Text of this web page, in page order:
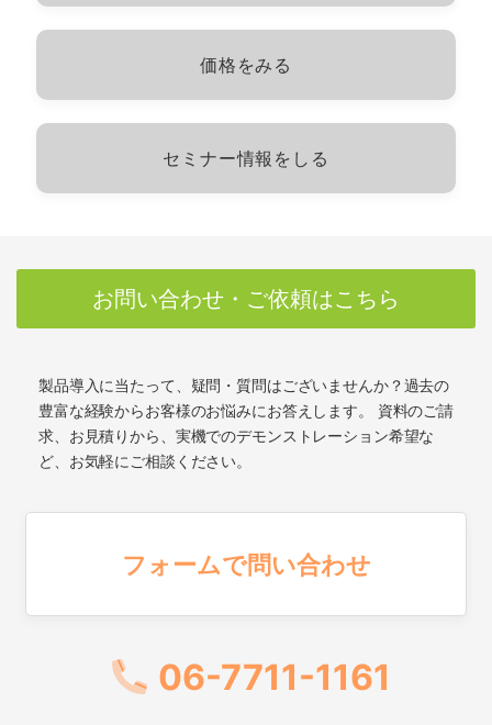
価格をみる
セミナー情報をしる
お問い合わせ・ご依頼はこちら
製品導入に当たって、疑問・質問はございませんか？過去の
豊富な経験からお客様のお悩みにお答えします。 資料のご請
求、お見積りから、実機でのデモンストレーション希望な
ど、お気軽にご相談ください。
フォームで問い合わせ
06-7711-1161